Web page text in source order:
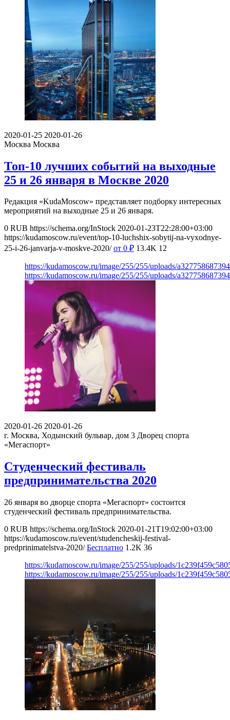
2020-01-25 2020-01-26
Москва Москва
Топ-10 лучших событий на выходные
25 и 26 января в Москве 2020
Редакция «KudaMoscow» представляет подборку интересных
мероприятий на выходные 25 и 26 января.
0 RUB https://schema.org/InStock 2020-01-23T22:28:00+03:00
https://kudamoscow.ru/event/top-10-luchshix-sobytij-na-vyxodnye-
25-i-26-janvarja-v-moskve-2020/ от 0 ₽ 13.4K 12
https://kudamoscow.ru/image/255/255/uploads/
https://kudamoscow.ru/image/255/255/uploads/
2020-01-26 2020-01-26
г. Москва, Ходынский бульвар, дом 3 Дворец спорта
«Мегаспорт»
Студенческий фестиваль
предпринимательства 2020
26 января во дворце спорта «Мегаспорт» состоится
студенческий фестиваль предпринимательства.
0 RUB https://schema.org/InStock 2020-01-21T19:02:00+03:00
https://kudamoscow.ru/event/studencheskij-festival-
predprinimatelstva-2020/ Бесплатно 1.2K 36
https://kudamoscow.ru/image/255/255/uploads/
https://kudamoscow.ru/image/255/255/uploads/